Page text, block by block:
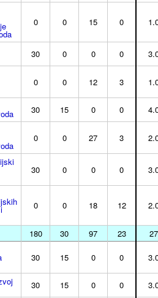
0 0 15 0
30 0 0 0
0 0 12 3
30 15 0 0
0 0 27 3
30 0 0 0
0 0 18 12
180 30 97 23 27
30 15 0 0
30 15 0 0